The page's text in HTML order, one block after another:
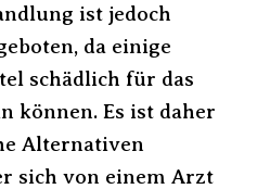
ist jedoch
da einige
schädlich für das
können. Es ist daher
Alternativen
sich von einem Arzt